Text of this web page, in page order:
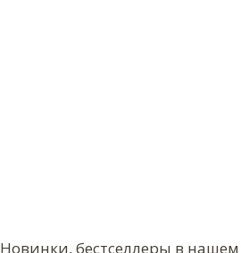
Новинки, бестселлеры в